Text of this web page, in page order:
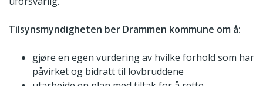
Tilsynsmyndigheten ber Drammen kommune om å:
gjøre en egen vurdering av hvilke forhold som har
påvirket og bidratt til lovbruddene